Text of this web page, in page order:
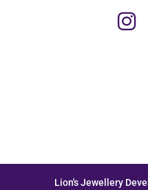
Lion's Jewellery